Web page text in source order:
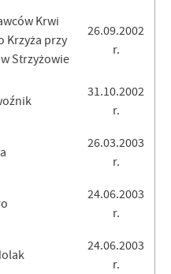
Krwi
Krzyża przy
Strzyżowie
26.09.2002
r.
31.10.2002
r.
26.03.2003
r.
24.06.2003
r.
24.06.2003
r.